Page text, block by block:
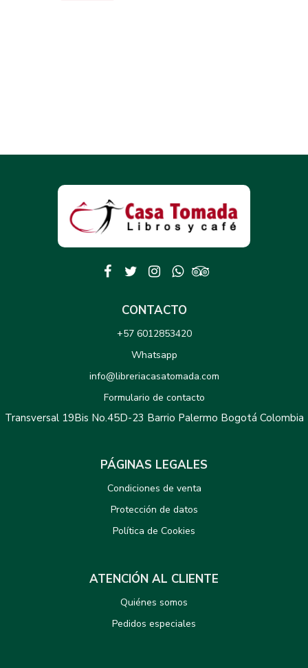
CONTACTO
+57 6012853420
Whatsapp
info@libreriacasatomada.com
Formulario de contacto
Transversal 19Bis No.45D-23 Barrio Palermo Bogotá Colombia
PÁGINAS LEGALES
Condiciones de venta
Protección de datos
Política de Cookies
ATENCIÓN AL CLIENTE
Quiénes somos
Pedidos especiales